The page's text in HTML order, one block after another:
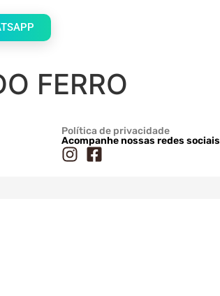
FERRO
Política de privacidade
Acompanhe nossas redes sociais